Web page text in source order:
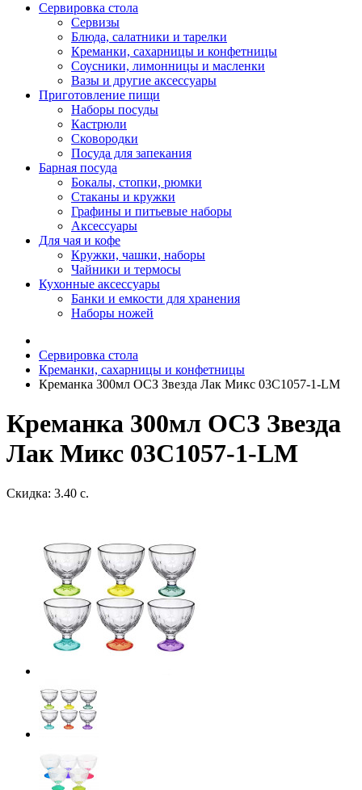
Сервировка стола
Сервизы
Блюда, салатники и тарелки
Креманки, сахарницы и конфетницы
Соусники, лимонницы и масленки
Вазы и другие аксессуары
Приготовление пищи
Наборы посуды
Кастрюли
Сковородки
Посуда для запекания
Барная посуда
Бокалы, стопки, рюмки
Стаканы и кружки
Графины и питьевые наборы
Аксессуары
Для чая и кофе
Кружки, чашки, наборы
Чайники и термосы
Кухонные аксессуары
Банки и емкости для хранения
Наборы ножей
Сервировка стола
Креманки, сахарницы и конфетницы
Креманка 300мл ОСЗ Звезда Лак Микс 03C1057-1-LM
Креманка 300мл ОСЗ Звезда
Лак Микс 03C1057-1-LM
Скидка: 3.40 с.